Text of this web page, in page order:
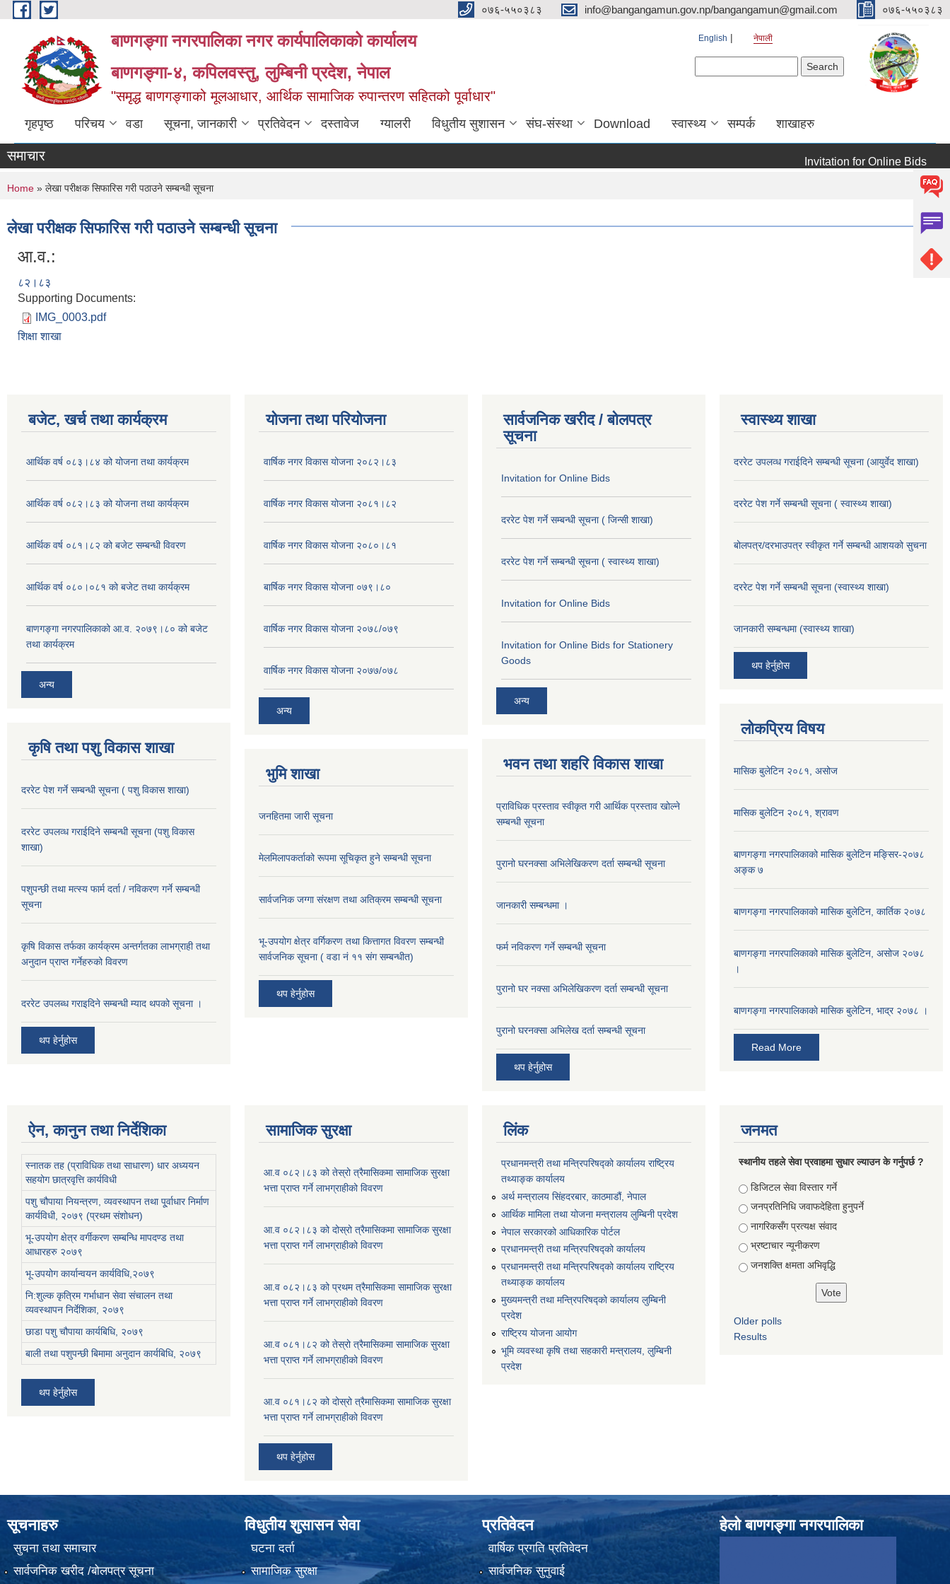
Skip to main content ०७६-५५०३८३ info@bangangamun.gov.np/bangangamun@gmail.com ०७६-५५०३८३
बाणगङ्गा नगरपालिका नगर कार्यपालिकाको कार्यालय
बाणगङ्गा-४, कपिलवस्तु, लुम्बिनी प्रदेश, नेपाल
"समृद्ध बाणगङ्गाको मूलआधार, आर्थिक सामाजिक रुपान्तरण सहितको पूर्वाधार"
English नेपाली
गृहपृष्ठ परिचय वडा सूचना, जानकारी प्रतिवेदन दस्तावेज ग्यालरी विधुतीय सुशासन संघ-संस्था Download स्वास्थ्य सम्पर्क शाखाहरु
समाचार Invitation for Online Bids
You are here
Home » लेखा परीक्षक सिफारिस गरी पठाउने सम्बन्धी सूचना
लेखा परीक्षक सिफारिस गरी पठाउने सम्बन्धी सूचना
आ.व.:
८२।८३
Supporting Documents:
IMG_0003.pdf
शिक्षा शाखा
बजेट, खर्च तथा कार्यक्रम
आर्थिक वर्ष ०८३।८४ को योजना तथा कार्यक्रम
आर्थिक वर्ष ०८२।८३ को योजना तथा कार्यक्रम
आर्थिक वर्ष ०८१।८२ को बजेट सम्बन्धी विवरण
आर्थिक वर्ष ०८०।०८१ को बजेट तथा कार्यक्रम
बाणगङ्गा नगरपालिकाको आ.व. २०७९।८० को बजेट
तथा कार्यक्रम
अन्य
कृषि तथा पशु विकास शाखा
दररेट पेश गर्ने सम्बन्धी सूचना ( पशु विकास शाखा)
दररेट उपलव्ध गराईदिने सम्बन्धी सूचना (पशु विकास
शाखा)
पशुपन्छी तथा मत्स्य फार्म दर्ता / नविकरण गर्ने सम्बन्धी
सूचना
कृषि विकास तर्फका कार्यक्रम अन्तर्गतका लाभग्राही तथा
अनुदान प्राप्त गर्नेहरुको विवरण
दररेट उपलब्ध गराइदिने सम्बन्धी म्याद थपको सूचना ।
थप हेर्नुहोस
योजना तथा परियोजना
वार्षिक नगर विकास योजना २०८२।८३
वार्षिक नगर विकास योजना २०८१।८२
वार्षिक नगर विकास योजना २०८०।८१
बार्षिक नगर विकास योजना ०७९।८०
वार्षिक नगर विकास योजना २०७८/०७९
वार्षिक नगर विकास योजना २०७७/०७८
अन्य
भुमि शाखा
जनहितमा जारी सूचना
मेलमिलापकर्ताको रूपमा सूचिकृत हुने सम्बन्धी सूचना
सार्वजनिक जग्गा संरक्षण तथा अतिक्रम सम्बन्धी सूचना
भू-उपयोग क्षेत्र वर्गिकरण तथा कित्तागत विवरण सम्बन्धी
सार्वजनिक सूचना ( वडा नं ११ संग सम्बन्धीत)
थप हेर्नुहोस
सार्वजनिक खरीद / बोलपत्र
सूचना
Invitation for Online Bids
दररेट पेश गर्ने सम्बन्धी सूचना ( जिन्सी शाखा)
दररेट पेश गर्ने सम्बन्धी सूचना ( स्वास्थ्य शाखा)
Invitation for Online Bids
Invitation for Online Bids for Stationery
Goods
अन्य
भवन तथा शहरि विकास शाखा
प्राविधिक प्रस्ताव स्वीकृत गरी आर्थिक प्रस्ताव खोल्ने
सम्बन्धी सूचना
पुरानो घरनक्सा अभिलेखिकरण दर्ता सम्बन्धी सूचना
जानकारी सम्बन्धमा ।
फर्म नविकरण गर्ने सम्बन्धी सूचना
पुरानो घर नक्सा अभिलेखिकरण दर्ता सम्बन्धी सूचना
पुरानो घरनक्सा अभिलेख दर्ता सम्बन्धी सूचना
थप हेर्नुहोस
स्वास्थ्य शाखा
दररेट उपलव्ध गराईदिने सम्बन्धी सूचना (आयुर्वेद शाखा)
दररेट पेश गर्ने सम्बन्धी सूचना ( स्वास्थ्य शाखा)
बोलपत्र/दरभाउपत्र स्वीकृत गर्ने सम्बन्धी आशयको सुचना
दररेट पेश गर्ने सम्बन्धी सूचना (स्वास्थ्य शाखा)
जानकारी सम्बन्धमा (स्वास्थ्य शाखा)
थप हेर्नुहोस
लोकप्रिय विषय
मासिक बुलेटिन २०८१, असोज
मासिक बुलेटिन २०८१, श्रावण
बाणगङ्गा नगरपालिकाको मासिक बुलेटिन मङ्सिर-२०७८
अङ्क ७
बाणगङ्गा नगरपालिकाको मासिक बुलेटिन, कार्तिक २०७८
बाणगङ्गा नगरपालिकाको मासिक बुलेटिन, असोज २०७८
।
बाणगङ्गा नगरपालिकाकाे मासिक बुलेटिन, भाद्र २०७८ ।
Read More
ऐन, कानुन तथा निर्देशिका
स्नातक तह (प्राविधिक तथा साधारण) धार अध्ययन
सहयोग छात्रवृत्ति कार्यविधी
पशु चौपाया नियन्त्रण, व्यवस्थापन तथा पू्र्वाधार निर्माण
कार्यविधी, २०७९ (प्रथम संशोधन)
भू-उपयोग क्षेत्र वर्गीकरण सम्बन्धि मापदण्ड तथा
आधारहरु २०७९
भू-उपयोग कार्यान्वयन कार्यविधि,२०७९
नि:शुल्क कृत्रिम गर्भाधान सेवा संचालन तथा
व्यवस्थापन निर्देशिका, २०७९
छाडा पशु चौपाया कार्यबिधि, २०७९
बाली तथा पशुपन्छी बिमामा अनुदान कार्यबिधि, २०७९
थप हेर्नुहोस
सामाजिक सुरक्षा
आ.व ०८२।८३ को तेस्रो त्रैमासिकमा सामाजिक सुरक्षा
भत्ता प्राप्त गर्ने लाभग्राहीको विवरण
आ.व ०८२।८३ को दोस्रो त्रैमासिकमा सामाजिक सुरक्षा
भत्ता प्राप्त गर्ने लाभग्राहीको विवरण
आ.व ०८२।८३ को प्रथम त्रैमासिकमा सामाजिक सुरक्षा
भत्ता प्राप्त गर्ने लाभग्राहीको विवरण
आ.व ०८१।८२ को तेस्रो त्रैमासिकमा सामाजिक सुरक्षा
भत्ता प्राप्त गर्ने लाभग्राहीको विवरण
आ.व ०८१।८२ को दोस्रो त्रैमासिकमा सामाजिक सुरक्षा
भत्ता प्राप्त गर्ने लाभग्राहीको विवरण
थप हेर्नुहोस
लिंक
प्रधानमन्त्री तथा मन्त्रिपरिषद्को कार्यालय राष्ट्रिय
तथ्याङ्क कार्यालय
अर्थ मन्त्रालय सिंहदरबार, काठमाडौं, नेपाल
आर्थिक मामिला तथा योजना मन्त्रालय लुम्बिनी प्रदेश
नेपाल सरकारको आधिकारिक पोर्टल
प्रधानमन्त्री तथा मन्त्रिपरिषद्को कार्यालय
प्रधानमन्त्री तथा मन्त्रिपरिषद्को कार्यालय राष्ट्रिय
तथ्याङ्क कार्यालय
मुख्यमन्त्री तथा मन्त्रिपरिषद्को कार्यालय लुम्बिनी
प्रदेश
राष्ट्रिय योजना आयोग
भूमि व्यवस्था कृषि तथा सहकारी मन्त्रालय, लुम्बिनी
प्रदेश
जनमत
स्थानीय तहले सेवा प्रवाहमा सुधार ल्याउन के गर्नुपर्छ ?
Choices
डिजिटल सेवा विस्तार गर्ने
जनप्रतिनिधि जवाफदेहिता हुनुपर्ने
नागरिकसँग प्रत्यक्ष संवाद
भ्रष्टाचार न्यूनीकरण
जनशक्ति क्षमता अभिवृद्धि
Older polls
Results
सूचनाहरु
सुचना तथा समाचार
सार्वजनिक खरीद /बोलपत्र सूचना
विधुतीय शुसासन सेवा
घटना दर्ता
सामाजिक सुरक्षा
प्रतिवेदन
वार्षिक प्रगति प्रतिवेदन
सार्वजनिक सुनुवाई
हेलाे बाणगङ्गा नगरपालिका